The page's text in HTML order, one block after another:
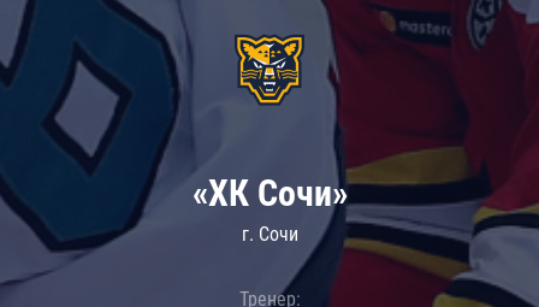
«ХК Сочи»
г. Сочи
Тренер: